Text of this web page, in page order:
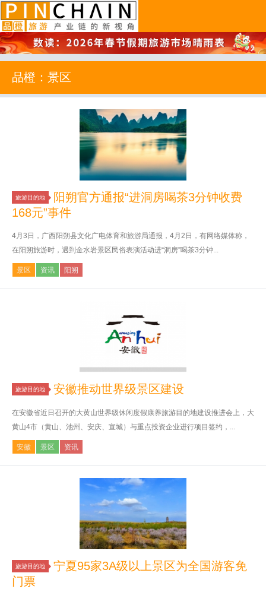
品橙旅游
品橙：景区
旅游目的地
阳朔官方通报“进洞房喝茶3分钟收费
168元”事件
4月3日，广西阳朔县文化广电体育和旅游局通报，4月2日，有网络媒体称，
在阳朔旅游时，遇到金水岩景区民俗表演活动进“洞房”喝茶3分钟...
景区 资讯 阳朔
旅游目的地 安徽推动世界级景区建设
在安徽省近日召开的大黄山世界级休闲度假康养旅游目的地建设推进会上，大
黄山4市（黄山、池州、安庆、宣城）与重点投资企业进行项目签约，...
安徽 景区 资讯
旅游目的地
宁夏95家3A级以上景区为全国游客免
门票